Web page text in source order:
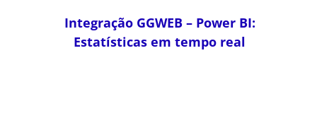
Integração GGWEB – Power BI:
Estatísticas em tempo real